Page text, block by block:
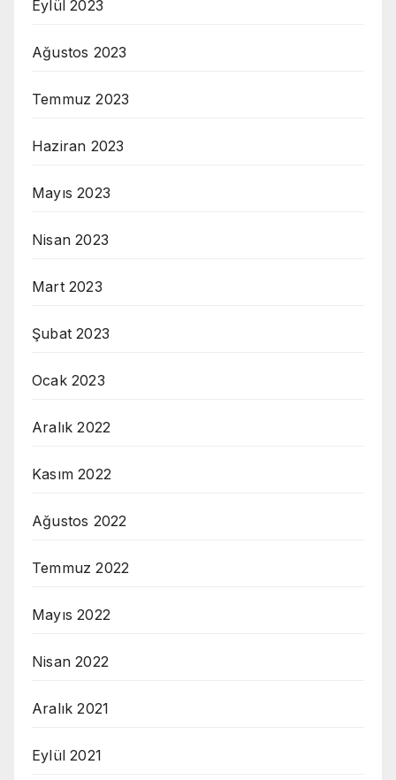
Eylül 2023
Ağustos 2023
Temmuz 2023
Haziran 2023
Mayıs 2023
Nisan 2023
Mart 2023
Şubat 2023
Ocak 2023
Aralık 2022
Kasım 2022
Ağustos 2022
Temmuz 2022
Mayıs 2022
Nisan 2022
Aralık 2021
Eylül 2021